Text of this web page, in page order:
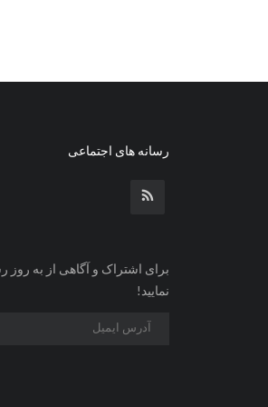
رسانه های اجتماعی
برای اشتراک و آگاهی از به روز
نمایید!